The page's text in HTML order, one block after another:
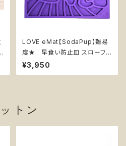
LOVE eMat【SodaPup】難易
度★ 早食い防止皿 スローフィ
ーダー 知育 エンリッチメント ス
トレス解消 ソダパップ ラブ グル
¥3,950
トン